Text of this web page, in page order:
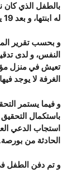
بالطفل الذي
له ابنتها، و بعد 19 يومًا من ولادته، توفي الطفل.
و بحسب تقرير
النفس، و لدى
تعيش في منزل
الغرفة لا يوجد
و فيما يستمر
باستكمال
استجاب الدعي
الحادثة من
و تم دفن الطفل